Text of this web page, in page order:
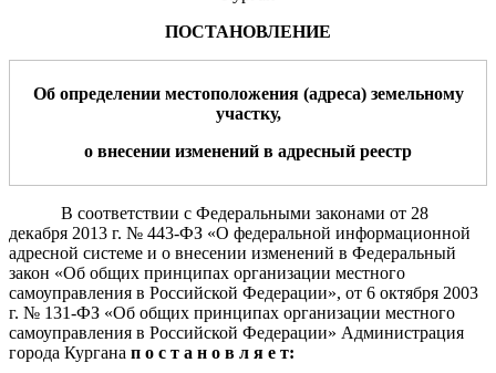
ПОСТАНОВЛЕНИЕ
Об определении местоположения (адреса) земельному
участку,
о внесении изменений в адресный реестр
В соответствии с Федеральными законами от 28
декабря 2013 г. № 443-ФЗ «О федеральной информационной
адресной системе и о внесении изменений в Федеральный
закон «Об общих принципах организации местного
самоуправления в Российской Федерации», от 6 октября 2003
г. № 131-ФЗ «Об общих принципах организации местного
самоуправления в Российской Федерации» Администрация
города Кургана п о с т а н о в л я е т: